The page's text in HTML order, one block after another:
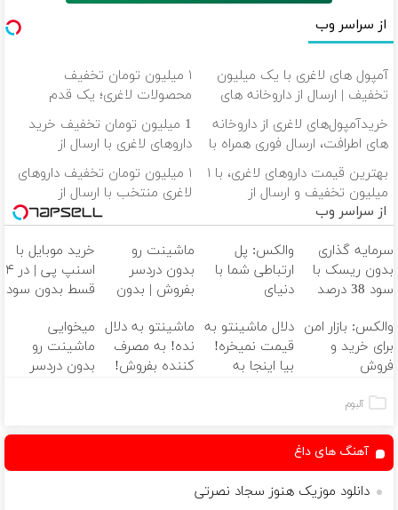
از سراسر وب
آمپول های لاغری با یک میلیون
تخفیف | ارسال از داروخانه های
معتبر
۱ میلیون تومان تخفیف
محصولات لاغری؛ یک قدم
نزدیک‌تر به شروع کاهش وزن
خریدآمپول‌های لاغری از داروخانه
های اطرافت، ارسال فوری همراه با
1 میلیون تومان تخفیف خرید
داروهای لاغری با ارسال از
داروخانه و پک یخ!
بهترین قیمت داروهای لاغری، با ۱
میلیون تخفیف و ارسال از
داروخانه‌
۱ میلیون تومان تخفیف داروهای
لاغری منتخب با ارسال از
داروخانه نزدیکت
از سراسر وب
سرمایه گذاری
بدون ریسک با
سود 38 درصد
والکس: پل
ارتباطی شما با
دنیای
دیجیتال
ماشینت رو
بدون دردسر
بفروش | بدون
خرید موبایل با
اسنپ پی | در ۴
قسط بدون سود
والکس: بازار امن
برای خرید و
فروش
دیجیتال
دلال ماشینتو به
قیمت نمیخره!
بیا اینجا به
ماشینتو به دلال
نده! به مصرف
کننده بفروش!
میخوایی
ماشینت رو
بدون دردسر
آلبوم
آهنگ های داغ
دانلود موزیک هنوز سجاد نصرتی